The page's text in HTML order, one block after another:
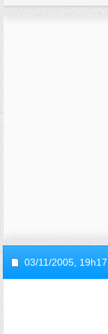
03/11/2005, 19h17